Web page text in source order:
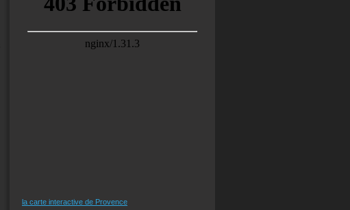
la carte interactive de Provence